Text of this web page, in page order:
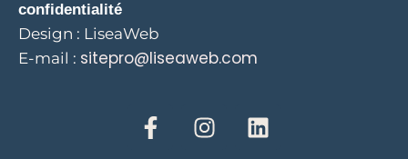
confidentialité
Design : LiseaWeb
E-mail : sitepro@liseaweb.com